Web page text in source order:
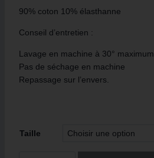
90% coton 10% élasthanne
Conseil d’entretien :
Lavage en machine à 30° maximum
Pas de séchage en machine
Repassage sur l’envers.
Taille